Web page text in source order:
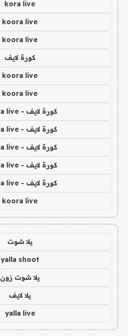
kora live
koora live
koora live
كورة لايف
koora live
koora live
كورة لايف - koora live
كورة لايف - koora live
كورة لايف - koora live
كورة لايف - koora live
كورة لايف - koora live
koora live
يلا شوت
yalla shoot
يلا شوت زون
يلا لايف
yalla live